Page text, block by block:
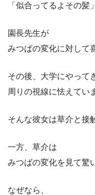
「似合ってるよその髪」
園長先生が
みつばの変化に対して
その後、大学にやって
周りの視線に怯えてい
そんな彼女は草介と接
一方、草介は
みつばの変化を見て驚
なぜなら、